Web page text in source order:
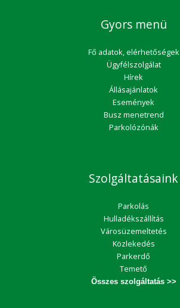
Gyors menü
Fő adatok, elérhetőségek
Ügyfélszolgálat
Hírek
Állásajánlatok
Események
Busz menetrend
Parkolózónák
Szolgáltatásaink
Parkolás
Hulladékszállítás
Városüzemeltetés
Közlekedés
Parkerdő
Temető
Összes szolgáltatás >>